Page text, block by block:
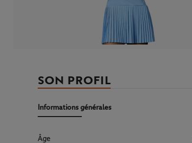
SON PROFIL
Informations générales
Âge